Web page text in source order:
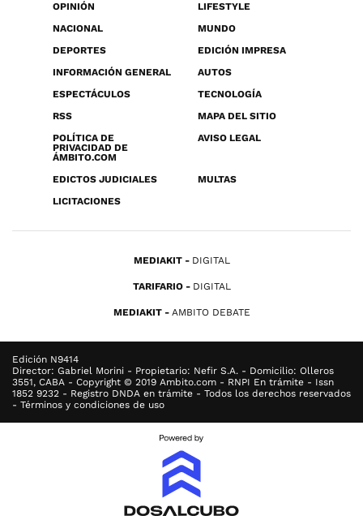
OPINIÓN
LIFESTYLE
NACIONAL
MUNDO
DEPORTES
EDICIÓN IMPRESA
INFORMACIÓN GENERAL
AUTOS
ESPECTÁCULOS
TECNOLOGÍA
RSS
MAPA DEL SITIO
POLÍTICA DE
PRIVACIDAD DE
ÁMBITO.COM
AVISO LEGAL
EDICTOS JUDICIALES
MULTAS
LICITACIONES
MEDIAKIT DIGITAL
TARIFARIO DIGITAL
MEDIAKIT AMBITO DEBATE
Edición N9414
Director: Gabriel Morini - Propietario: Nefir S.A. - Domicilio: Olleros
3551, CABA - Copyright © 2019 Ambito.com - RNPI En trámite - Issn
1852 9232 - Registro DNDA en trámite - Todos los derechos reservados
- Términos y condiciones de uso